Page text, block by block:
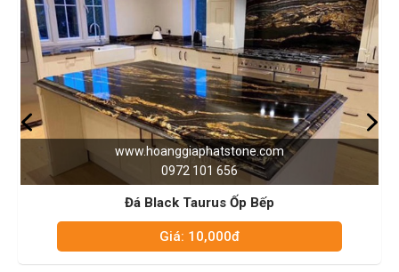
0972 101 656